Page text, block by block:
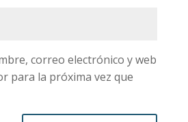
correo electrónico y web
para la próxima vez que